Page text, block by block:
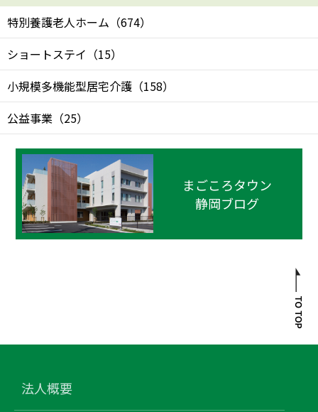
特別養護老人ホーム （674）
ショートステイ （15）
小規模多機能型居宅介護 （158）
公益事業 （25）
まごころタウン
静岡ブログ
法人概要